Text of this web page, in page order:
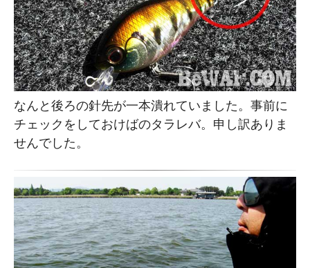
なんと後ろの針先が一本潰れていました。事前に
チェックをしておけばのタラレバ。申し訳ありま
せんでした。